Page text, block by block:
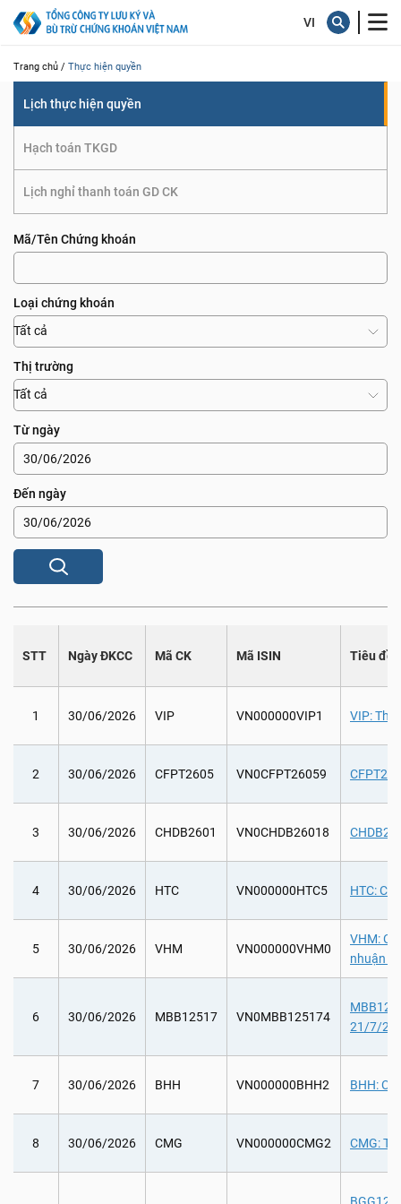
Trang chủ / Thực hiện quyền
Lịch thực hiện quyền
Hạch toán TKGD
Lịch nghỉ thanh toán GD CK
Mã/Tên Chứng khoán
Loại chứng khoán
Tất cả
Thị trường
Tất cả
Từ ngày
Đến ngày
STT Ngày ĐKCC Mã CK Mã ISIN Tiêu đề
1 30/06/2026 VIP VN000000VIP1 VIP:
2 30/06/2026 CFPT2605 VN0CFPT26059
3 30/06/2026 CHDB2601 VN0CHDB26018
4 30/06/2026 HTC VN000000HTC5 HTC:
5 30/06/2026 VHM VN000000VHM0
VHM:
nhuận
6 30/06/2026 MBB12517 VN0MBB125174
21/7/
7 30/06/2026 BHH VN000000BHH2 BHH:
8 30/06/2026 CMG VN000000CMG2 CMG: